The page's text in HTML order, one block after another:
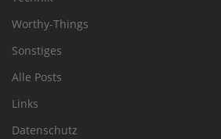
Worthy-Things
Sonstiges
Alle Posts
Links
Datenschutz